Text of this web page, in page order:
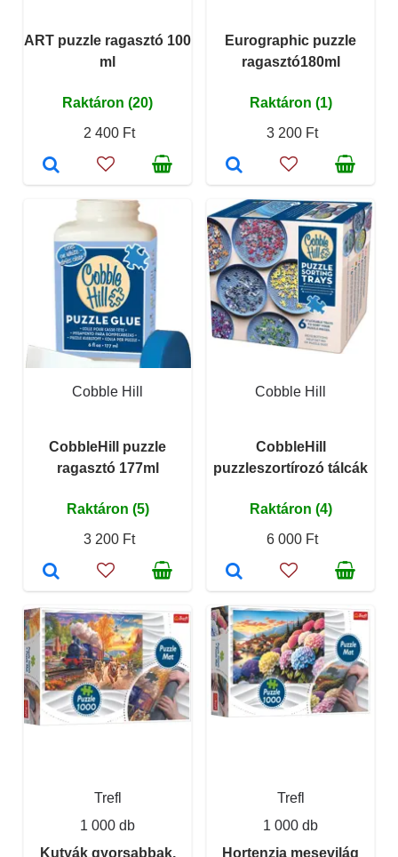
ART puzzle ragasztó 100
ml
Raktáron (20)
2 400 Ft
Eurographic puzzle
ragasztó180ml
Raktáron (1)
3 200 Ft
Cobble Hill
CobbleHill puzzle
ragasztó 177ml
Raktáron (5)
3 200 Ft
Cobble Hill
CobbleHill
puzzleszortírozó tálcák
Raktáron (4)
6 000 Ft
Trefl
1 000 db
Kutyák gyorsabbak,
Trefl
1 000 db
Hortenzia mesevilág